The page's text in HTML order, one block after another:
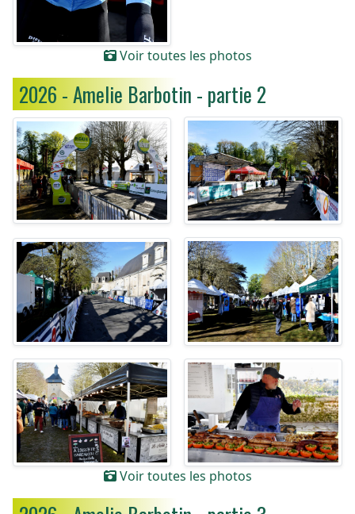
Voir toutes les photos
2026 - Amelie Barbotin - partie 2
Voir toutes les photos